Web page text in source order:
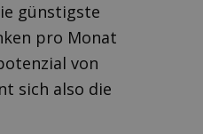
günstigste
pro Monat
von
sich also die